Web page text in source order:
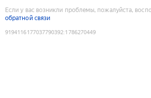
Если у вас возникли проблемы, пожалуйста,
обратной связи
9194116177037790392:1786270449